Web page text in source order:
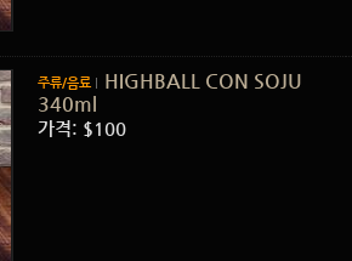
주류/음료
HIGHBALL CON SOJU
340ml
가격: $100